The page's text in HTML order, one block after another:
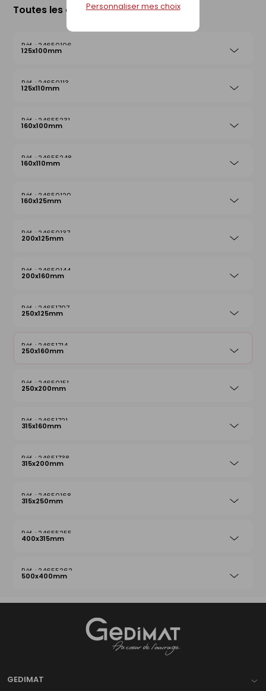
Personnaliser mes choix
Toutes les déclinaisons
24650106
125x100mm
24650113
125x110mm
24655231
160x100mm
24655248
160x110mm
24650120
160x125mm
24650137
200x125mm
24650144
200x160mm
24651707
250x125mm
24651714
250x160mm
24650151
250x200mm
24651721
315x160mm
24651738
315x200mm
24650168
315x250mm
24655255
400x315mm
24655262
500x400mm
GEDIMAT